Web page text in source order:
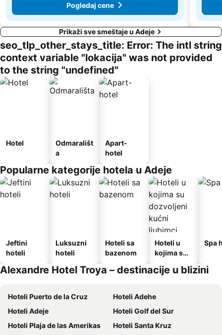
Pogledaj cene
Prikaži sve smeštaje u Adeje
seo_tlp_other_stays_title: Error: The intl string
context variable "lokacija" was not provided
to the string "undefined"
Hotel
Odmarališt
a
Apart-
hotel
Popularne kategorije hotela u Adeje
Jeftini
hoteli
Luksuzni
hoteli
Hoteli sa
bazenom
Hoteli u
kojima su
kućni
Spa
Alexandre Hotel Troya – destinacije u blizini
Hoteli Puerto de la Cruz
Hoteli Adehe
Hoteli Adeje
Hoteli Golf del Sur
Hoteli Plaja de las Amerikas
Hoteli Santa Kruz